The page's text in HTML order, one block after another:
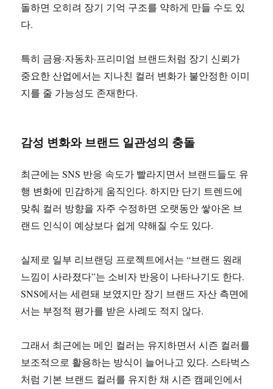
돌하면 오히려 장기 기억 구조를 약하게 만들 수도 있
다.
특히 금융·자동차·프리미엄 브랜드처럼 장기 신뢰가
중요한 산업에서는 지나친 컬러 변화가 불안정한 이미
지를 줄 가능성도 존재한다.
감성 변화와 브랜드 일관성의 충돌
최근에는 SNS 반응 속도가 빨라지면서 브랜드들도 유
행 변화에 민감하게 움직인다. 하지만 단기 트렌드에
맞춰 컬러 방향을 자주 수정하면 오랫동안 쌓아온 브
랜드 인식이 예상보다 쉽게 약해질 수도 있다.
실제로 일부 리브랜딩 프로젝트에서는 “브랜드 원래
느낌이 사라졌다”는 소비자 반응이 나타나기도 한다.
SNS에서는 세련돼 보였지만 장기 브랜드 자산 측면에
서는 부정적 평가를 받은 사례도 적지 않다.
그래서 최근에는 메인 컬러는 유지하면서 시즌 컬러를
보조적으로 활용하는 방식이 늘어나고 있다. 스타벅스
처럼 기본 브랜드 컬러를 유지한 채 시즌 캠페인에서